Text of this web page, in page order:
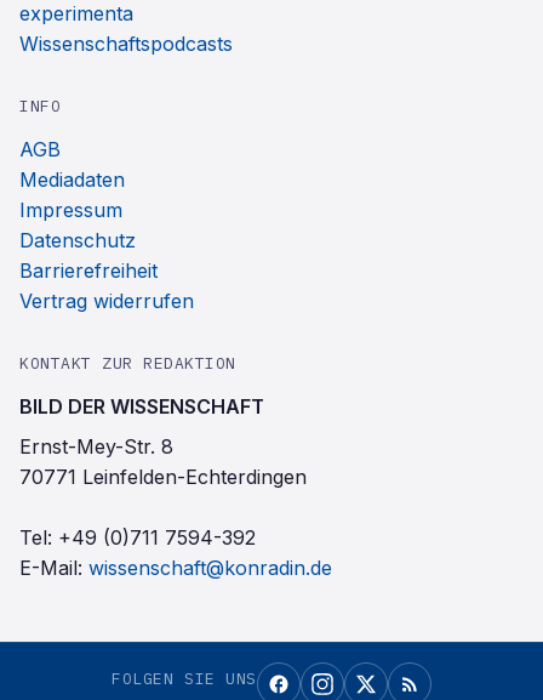
experimenta
Wissenschaftspodcasts
INFO
AGB
Mediadaten
Impressum
Datenschutz
Barrierefreiheit
Vertrag widerrufen
KONTAKT ZUR REDAKTION
BILD DER WISSENSCHAFT
Ernst-Mey-Str. 8
70771 Leinfelden-Echterdingen
Tel: +49 (0)711 7594-392
E-Mail: wissenschaft@konradin.de
FOLGEN SIE UNS